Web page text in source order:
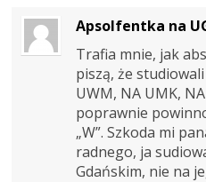
Apsolfentka na
Trafia mnie, jak
piszą, że
UWM, NA UMK,
poprawnie
„W”. Szkoda mi
radnego, ja
Gdańskim, nie na